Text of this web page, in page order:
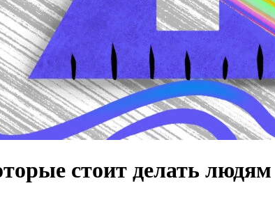
стоит делать людям